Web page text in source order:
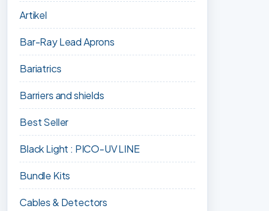
Artikel
Bar-Ray Lead Aprons
Bariatrics
Barriers and shields
Best Seller
Black Light : PICO-UV LINE
Bundle Kits
Cables & Detectors